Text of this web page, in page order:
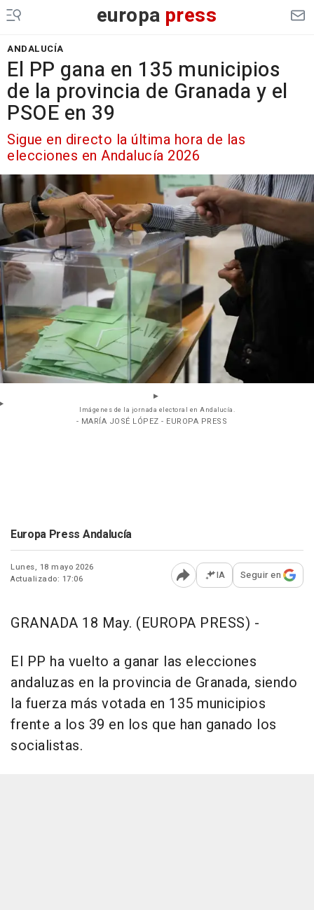
europa press
ANDALUCÍA
El PP gana en 135 municipios
de la provincia de Granada y el
PSOE en 39
Sigue en directo la última hora de las
elecciones en Andalucía 2026
Imágenes de la jornada electoral en Andalucía.
- MARÍA JOSÉ LÓPEZ - EUROPA PRESS
Europa Press Andalucía
Lunes, 18 mayo 2026
Actualizado: 17:06
Abrir opciones para
IA Seguir en
GRANADA 18 May. (EUROPA PRESS) -
El PP ha vuelto a ganar las elecciones
andaluzas en la provincia de Granada, siendo
la fuerza más votada en 135 municipios
frente a los 39 en los que han ganado los
socialistas.